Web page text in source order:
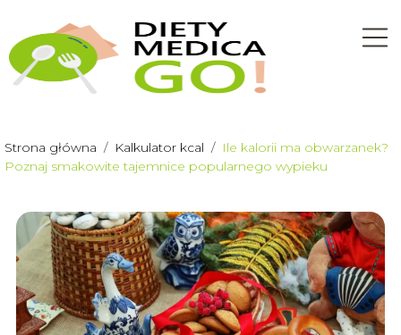
Strona główna / Kalkulator kcal / Ile kalorii ma obwarzanek?
Poznaj smakowite tajemnice popularnego wypieku